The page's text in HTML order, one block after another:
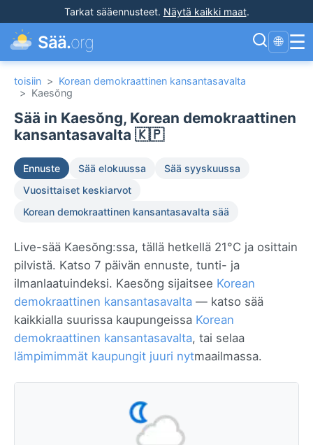
Tarkat sääennusteet. Näytä kaikki maat.
Sää.org 🌐 ☰
toisiin > Korean demokraattinen kansantasavalta
> Kaesŏng
Sää in Kaesŏng, Korean demokraattinen
kansantasavalta 🇰🇵
Ennuste Sää elokuussa
Sää syyskuussa
Vuosittaiset keskiarvot
Korean demokraattinen kansantasavalta sää
Live-sää Kaesŏng:ssa, tällä hetkellä 21°C ja osittain
pilvistä. Katso 7 päivän ennuste, tunti- ja
ilmanlaatuindeksi. Kaesŏng sijaitsee Korean
demokraattinen kansantasavalta — katso sää
kaikkialla suurissa kaupungeissa Korean
demokraattinen kansantasavalta, tai selaa
lämpimimmät kaupungit juuri nytmaailmassa.